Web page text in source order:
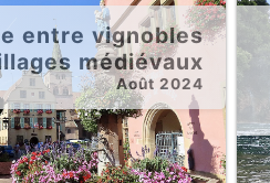
entre vignobles
médiévaux
Août 2024